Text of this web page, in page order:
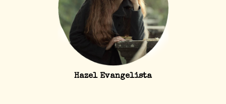
Hazel Evangelista